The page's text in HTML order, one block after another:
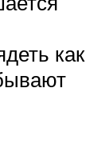
как